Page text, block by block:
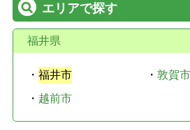
エリアで探す
福井県
・ 福井市 ・ 敦賀市
・ 越前市